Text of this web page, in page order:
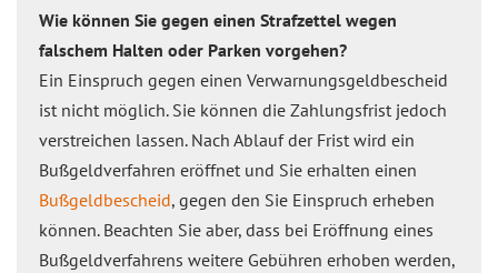
Wie können Sie gegen einen Strafzettel wegen
falschem Halten oder Parken vorgehen?
Ein Einspruch gegen einen Verwarnungsgeldbescheid
ist nicht möglich. Sie können die Zahlungsfrist jedoch
verstreichen lassen. Nach Ablauf der Frist wird ein
Bußgeldverfahren eröffnet und Sie erhalten einen
Bußgeldbescheid, gegen den Sie Einspruch erheben
können. Beachten Sie aber, dass bei Eröffnung eines
Bußgeldverfahrens weitere Gebühren erhoben werden,